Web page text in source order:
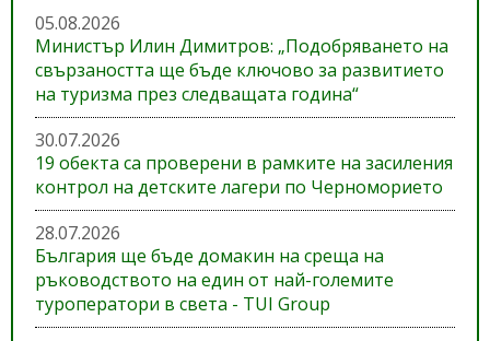
05.08.2026
Министър Илин Димитров: „Подобряването на
свързаността ще бъде ключово за развитието
на туризма през следващата година“
30.07.2026
19 обекта са проверени в рамките на засиления
контрол на детските лагери по Черноморието
28.07.2026
България ще бъде домакин на среща на
ръководството на един от най-големите
туроператори в света - TUI Group